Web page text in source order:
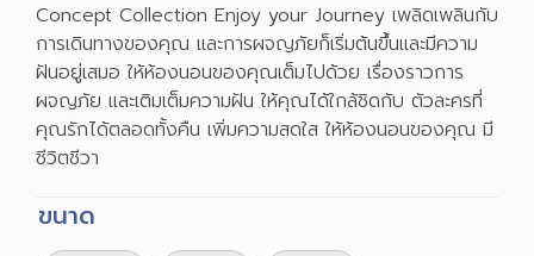
Concept Collection Enjoy your Journey เพลิดเพลินกับ
การเดินทางของคุณ และการผจญภัยก็เริ่มต้นขึ้นและมีความ
ฝันอยู่เสมอ ให้ห้องนอนของคุณเต็มไปด้วย เรื่องราวการ
ผจญภัย และเติมเต็มความฝัน ให้คุณได้ใกล้ชิดกับ ตัวละครที่
คุณรักได้ตลอดทั้งคืน เพิ่มความสดใส ให้ห้องนอนของคุณ มี
ชีวิตชีวา
ขนาด